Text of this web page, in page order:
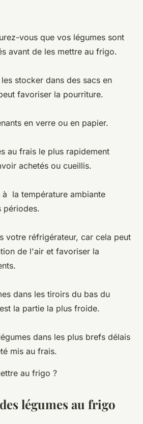
vous que vos légumes sont
avant de les mettre au frigo.
stocker dans des sacs en
favoriser la pourriture.
en verre ou en papier.
au frais le plus rapidement
achetés ou cueillis.
à la température ambiante
périodes.
votre réfrigérateur, car cela peut
de l'air et favoriser la
dans les tiroirs du bas du
la partie la plus froide.
dans les plus brefs délais
mis au frais.
légumes au frigo